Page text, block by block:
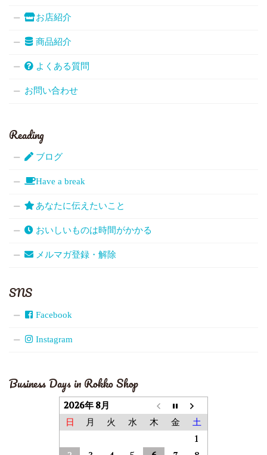
お店紹介
商品紹介
よくある質問
お問い合わせ
Reading
ブログ
Have a break
あなたに伝えたいこと
おいしいものは時間がかかる
メルマガ登録・解除
SNS
Facebook
Instagram
Business Days in Rokko Shop
2026年 8月
日 月 火 水 木 金 土
1